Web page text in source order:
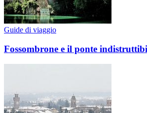
Guide di viaggio
Fossombrone e il ponte